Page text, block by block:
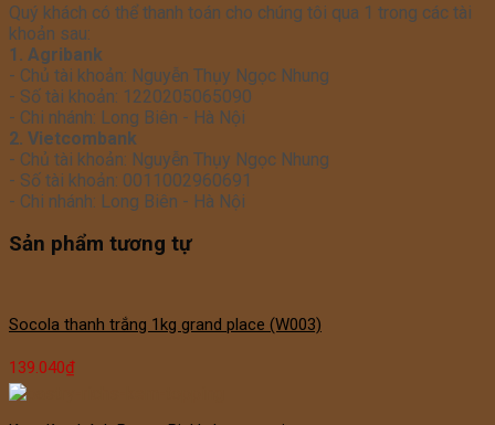
Quý khách có thể thanh toán cho chúng tôi qua 1 trong các tài
khoản sau:
1. Agribank
- Chủ tài khoản: Nguyễn Thụy Ngọc Nhung
- Số tài khoản: 1220205065090
- Chi nhánh: Long Biên - Hà Nội
2. Vietcombank
- Chủ tài khoản: Nguyễn Thụy Ngọc Nhung
- Số tài khoản: 0011002960691
- Chi nhánh: Long Biên - Hà Nội
Sản phẩm tương tự
Socola thanh trắng 1kg grand place (W003)
139.040₫